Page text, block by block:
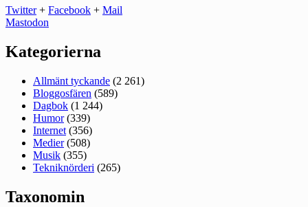
Twitter+ Facebook + Mail
Mastodon
Kategorierna
Allmänt tyckande (2 261)
Bloggosfären (589)
Dagbok (1 244)
Humor(339)
Internet (356)
Medier(508)
Musik (355)
Tekniknörderi (265)
Taxonomin